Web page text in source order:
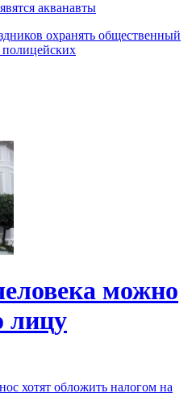
акванавты
охранять общественный
полицейских
можно
лицу
хотят обложить налогом на